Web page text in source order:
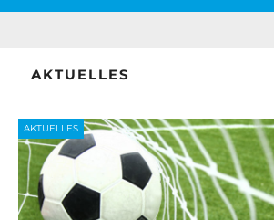
AKTUELLES
AKTUELLES